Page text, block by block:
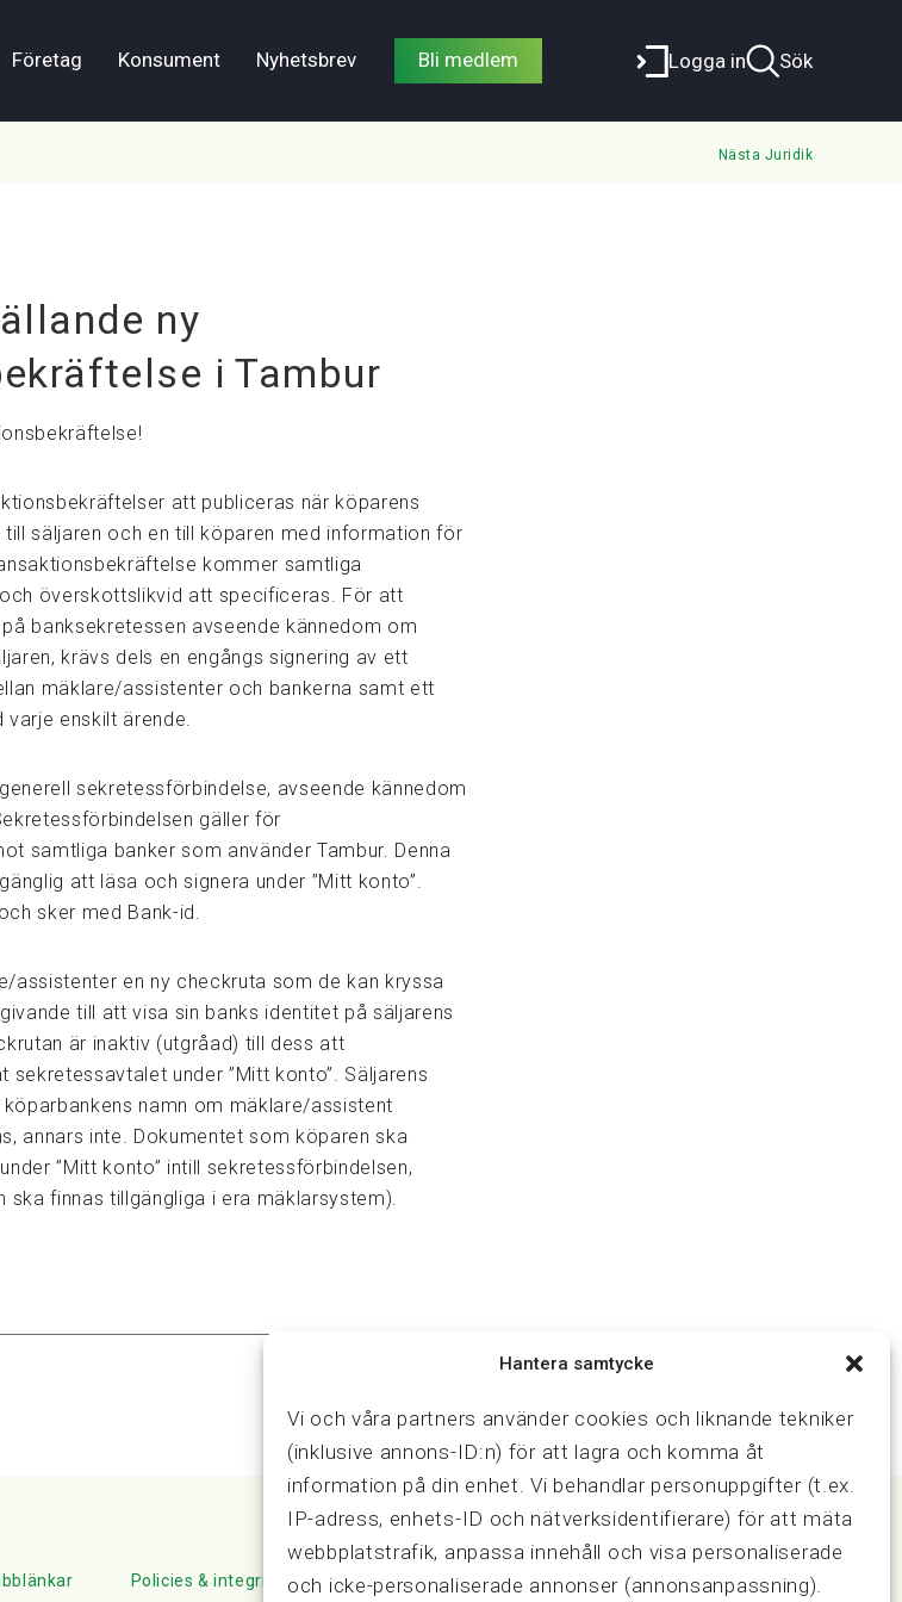
Hantera samtycke
Vi och våra partners använder cookies och liknande tekniker
(inklusive annons-ID:n) för att lagra och komma åt
information på din enhet. Vi behandlar personuppgifter (t.ex.
IP-adress, enhets-ID och nätverksidentifierare) för att mäta
webbplatstrafik, anpassa innehåll och visa personaliserade
och icke-personaliserade annonser (annonsanpassning).
Företag Konsument Nyhetsbrev Bli medlem Logga in Sök
Nästa Juridik
ny
i Tambur
att publiceras när köparens
säljaren och en till köparen med information för
kommer samtliga
överskottslikvid att specificeras. För att
banksekretessen avseende kännedom om
krävs dels en engångs signering av ett
mäklare/assistenter och bankerna samt ett
enskilt ärende.
sekretessförbindelse, avseende kännedom
gäller för
samtliga banker som använder Tambur. Denna
att läsa och signera under ”Mitt konto”.
och sker med Bank-id.
assistenter en ny checkruta som de kan kryssa
till att visa sin banks identitet på säljarens
är inaktiv (utgråad) till dess att
sekretessavtalet under ”Mitt konto”. Säljarens
namn om mäklare/assistent
annars inte. Dokumentet som köparen ska
”Mitt konto” intill sekretessförbindelsen,
finnas tillgängliga i era mäklarsystem).
Policies & integritet
Samarbeten